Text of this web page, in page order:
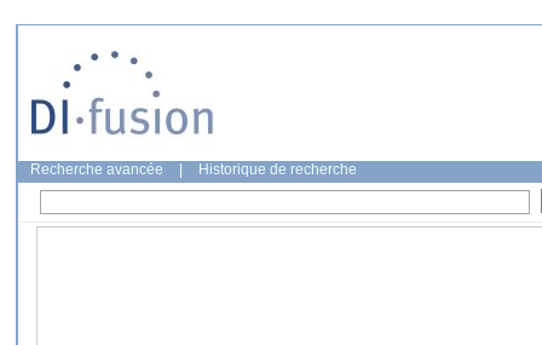
Recherche avancée Historique de recherche